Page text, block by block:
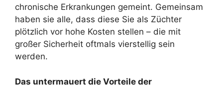
chronische Erkrankungen gemeint. Gemeinsam
haben sie alle, dass diese Sie als Züchter
plötzlich vor hohe Kosten stellen – die mit
großer Sicherheit oftmals vierstellig sein
werden.
Das untermauert die Vorteile der